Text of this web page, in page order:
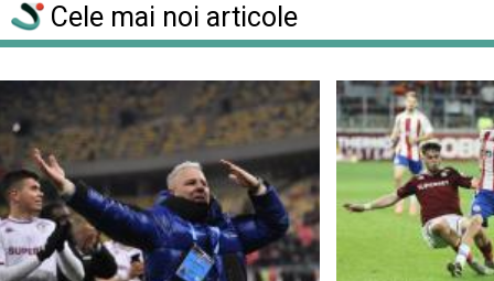
Cele mai noi articole